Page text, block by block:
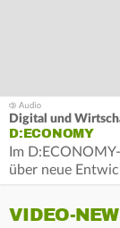
Digital und
D:ECONOMY
Im
über neue
VIDEO-